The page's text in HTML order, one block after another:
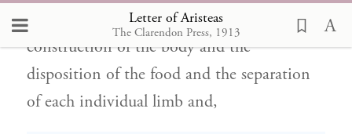
Letter of Aristeas
The Clarendon Press, 1913
manifestly great and glorious; first the
construction of the body and the
disposition of the food and the separation
of each individual limb and,